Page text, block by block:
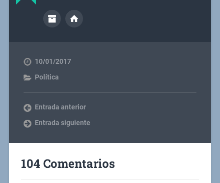
10/01/2017
Política
Entrada anterior
Entrada siguiente
104 Comentarios